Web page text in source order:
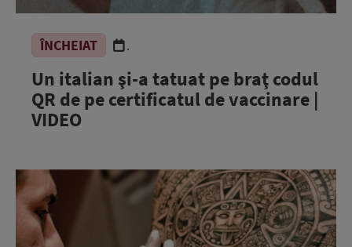
ÎNCHEIAT .
Un italian şi-a tatuat pe braţ codul
QR de pe certificatul de vaccinare |
VIDEO